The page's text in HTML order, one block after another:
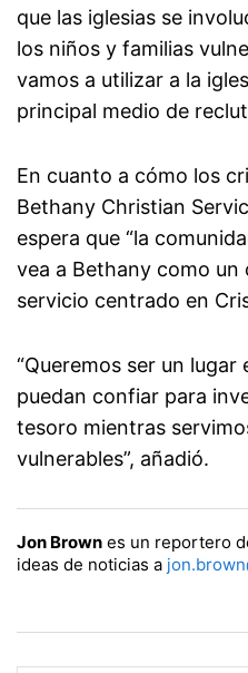
que las iglesias se
los niños y familias
vamos a utilizar a la
principal medio de
En cuanto a cómo los
Bethany Christian
espera que “la
vea a Bethany como
servicio centrado en
“Queremos ser un
puedan confiar para
tesoro mientras
vulnerables”, añadió.
Jon Brown es un reportero
ideas de noticias a